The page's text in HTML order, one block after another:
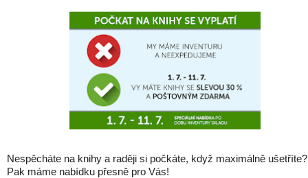
Nespěcháte na knihy a raději si počkáte, když maximálně ušetříte?
Pak máme nabídku přesně pro Vás!